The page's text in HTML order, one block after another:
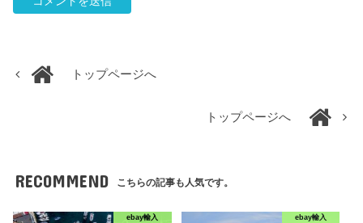
トップページへ
トップページへ
RECOMMEND こちらの記事も人気です。
ebay輸入 ebay輸入